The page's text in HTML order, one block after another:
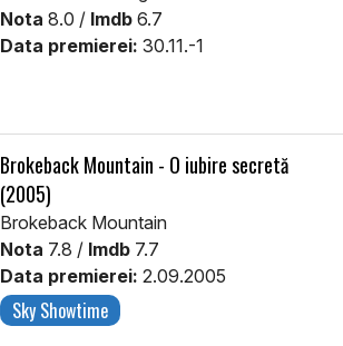
Nota 8.0 / Imdb 6.7
Data premierei: 30.11.-1
Brokeback Mountain - O iubire secretă
(2005)
Brokeback Mountain
Nota 7.8 / Imdb 7.7
Data premierei: 2.09.2005
Sky Showtime